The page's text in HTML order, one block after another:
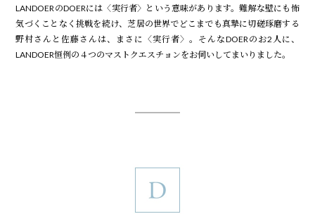
LANDOERのDOERには〈実行者〉という意味があります。難解な壁にも怖
気づくことなく挑戦を続け、芝居の世界でどこまでも真摯に切磋琢磨する
野村さんと佐藤さんは、まさに〈実行者〉。そんなDOERのお2人に、
LANDOER恒例の４つのマストクエスチョンをお伺いしてまいりました。